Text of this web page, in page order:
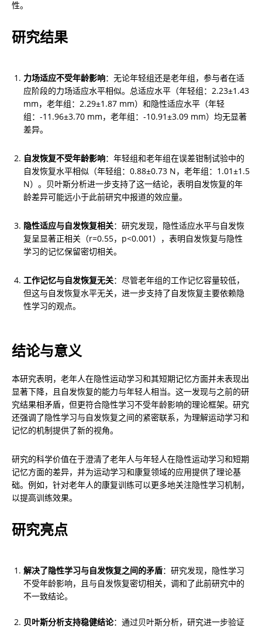
性。
研究结果
力场适应不受年龄影响：无论年轻组还是老年组，参与者在适
应阶段的力场适应水平相似。总适应水平（年轻组：2.23±1.43
mm，老年组：2.29±1.87 mm）和隐性适应水平（年轻
组：-11.96±3.70 mm，老年组：-10.91±3.09 mm）均无显著
差异。
自发恢复不受年龄影响：年轻组和老年组在误差钳制试验中的
自发恢复水平相似（年轻组：0.88±0.73 N，老年组：1.01±1.5
N）。贝叶斯分析进一步支持了这一结论，表明自发恢复的年
龄差异可能远小于此前研究中报道的效应量。
隐性适应与自发恢复相关：研究发现，隐性适应水平与自发恢
复呈显著正相关（r=0.55，p<0.001），表明自发恢复与隐性
学习的记忆保留密切相关。
工作记忆与自发恢复无关：尽管老年组的工作记忆容量较低，
但这与自发恢复水平无关，进一步支持了自发恢复主要依赖隐
性学习的观点。
结论与意义
本研究表明，老年人在隐性运动学习和其短期记忆方面并未表现出
显著下降，且自发恢复的能力与年轻人相当。这一发现与之前的研
究结果相矛盾，但更符合隐性学习不受年龄影响的理论框架。研究
还强调了隐性学习与自发恢复之间的紧密联系，为理解运动学习和
记忆的机制提供了新的视角。
研究的科学价值在于澄清了老年人与年轻人在隐性运动学习和短期
记忆方面的差异，并为运动学习和康复领域的应用提供了理论基
础。例如，针对老年人的康复训练可以更多地关注隐性学习机制，
以提高训练效果。
研究亮点
解决了隐性学习与自发恢复之间的矛盾：研究发现，隐性学习
不受年龄影响，且与自发恢复密切相关，调和了此前研究中的
不一致结论。
贝叶斯分析支持稳健结论：通过贝叶斯分析，研究进一步验证